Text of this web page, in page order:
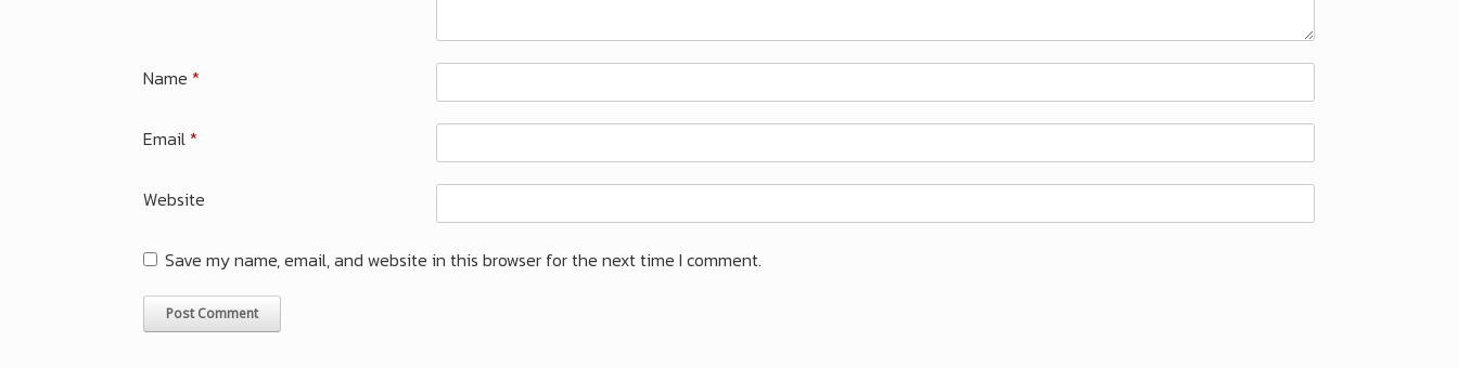
Name *
Email*
Website
Save my name, email, and website in this browser for the next time I comment.